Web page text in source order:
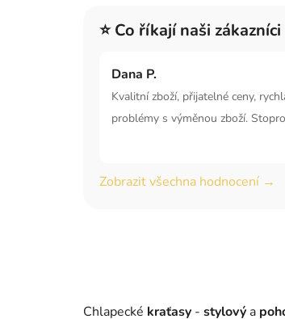
⭐ Co říkají naši zákazníci
Dana P.
Kvalitní zboží, přijatelné ceny,
problémy s výměnou zboží.
Zobrazit všechna hodnocení →
Chlapecké kraťasy - stylový a